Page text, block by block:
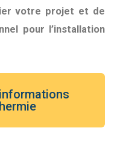
votre projet et de
pour l’installation